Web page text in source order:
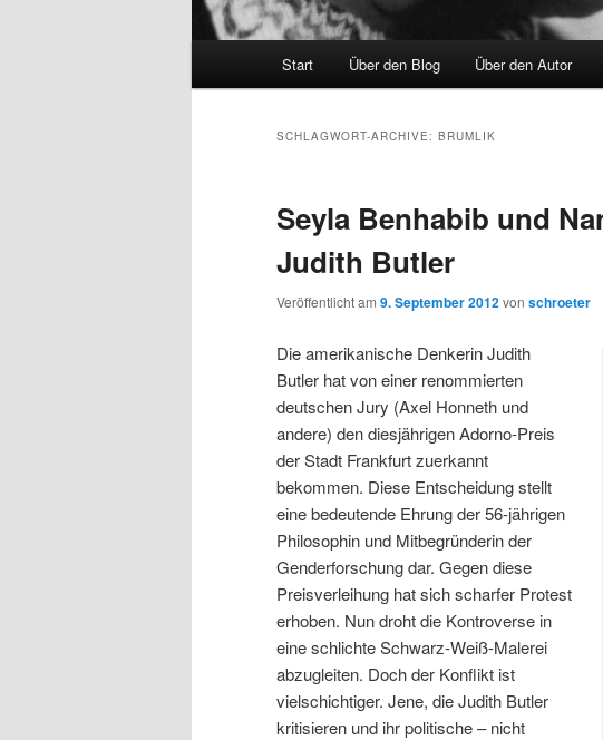
Start Über den Blog Über den Autor
SCHLAGWORT-ARCHIVE: BRUMLIK
Seyla Benhabib und
Judith Butler
Veröffentlicht am 9. September 2012von schroeter
Die amerikanische Denkerin Judith
Butler hat von einer renommierten
deutschen Jury (Axel Honneth und
andere) den diesjährigen Adorno-Preis
der Stadt Frankfurt zuerkannt
bekommen. Diese Entscheidung stellt
eine bedeutende Ehrung der 56-jährigen
Philosophin und Mitbegründerin der
Genderforschung dar. Gegen diese
Preisverleihung hat sich scharfer Protest
erhoben. Nun droht die Kontroverse in
eine schlichte Schwarz-Weiß-Malerei
abzugleiten. Doch der Konflikt ist
vielschichtiger. Jene, die Judith Butler
kritisieren und ihr politische – nicht